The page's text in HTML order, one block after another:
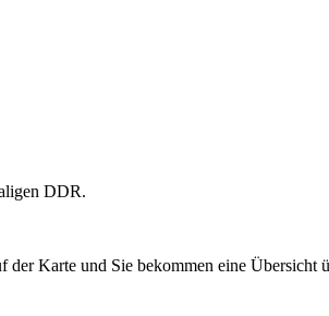
DDR.
Karte und Sie bekommen eine Übersicht